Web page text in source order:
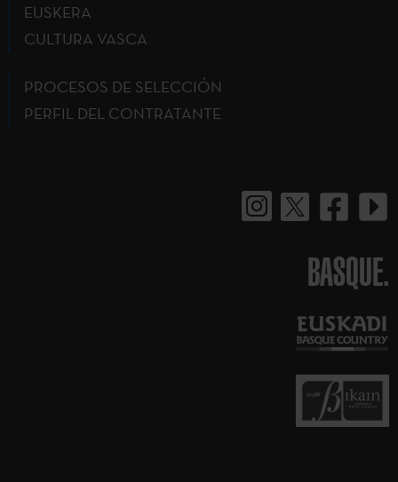
EUSKERA
CULTURA VASCA
PROCESOS DE SELECCIÓN
PERFIL DEL CONTRATANTE
BASQUE.